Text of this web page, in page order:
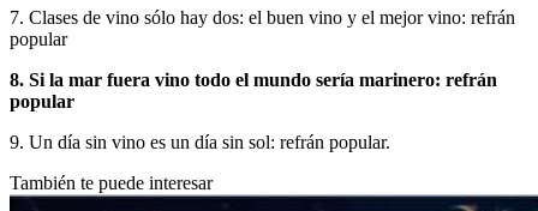
7. Clases de vino sólo hay dos: el buen vino y el mejor vino: refrán
popular
8. Si la mar fuera vino todo el mundo sería marinero: refrán
popular
9. Un día sin vino es un día sin sol: refrán popular.
También te puede interesar